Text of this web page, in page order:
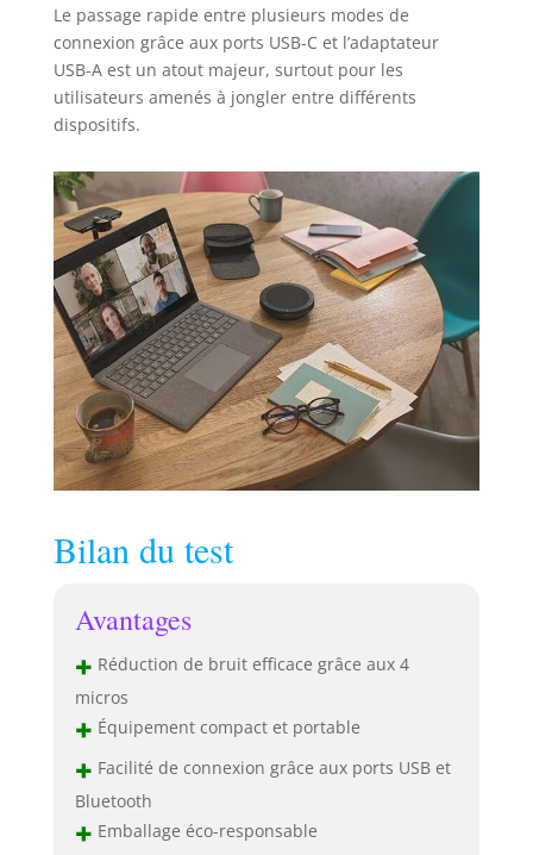
Le passage rapide entre plusieurs modes de
connexion grâce aux ports USB-C et l’adaptateur
USB-A est un atout majeur, surtout pour les
utilisateurs amenés à jongler entre différents
dispositifs.
Bilan du test
Avantages
+ Réduction de bruit efficace grâce aux 4
micros
+ Équipement compact et portable
+ Facilité de connexion grâce aux ports USB et
Bluetooth
+ Emballage éco-responsable